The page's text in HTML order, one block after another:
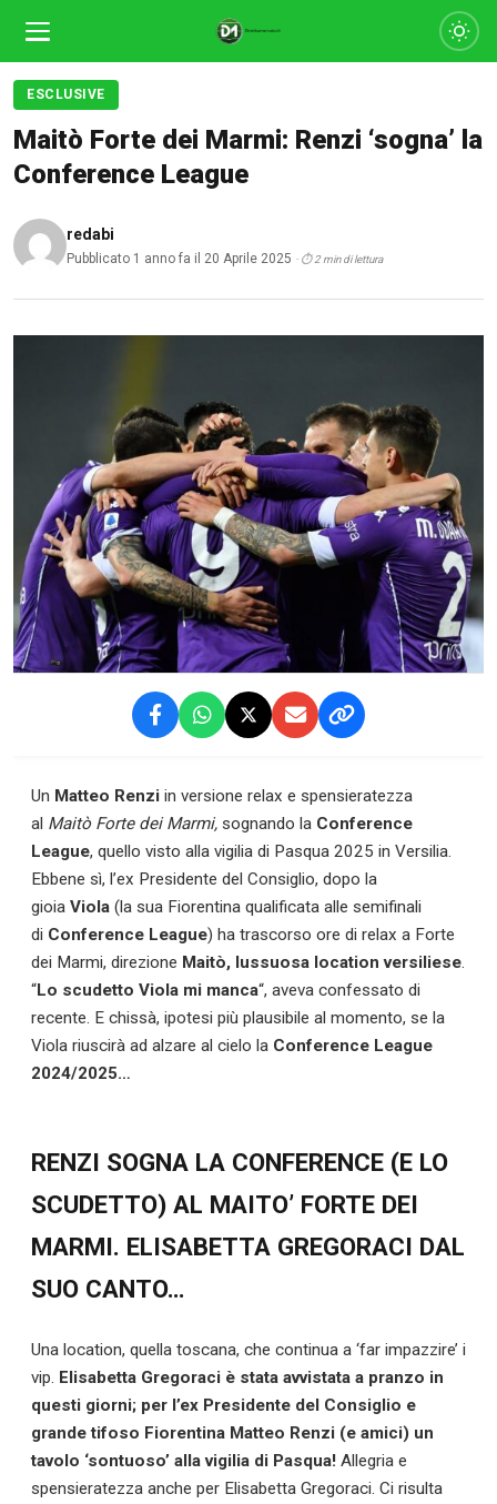
ESCLUSIVE
Maitò Forte dei Marmi: Renzi ‘sogna’ la
Conference League
redabi
Pubblicato 1 anno fa il 20 Aprile 2025 · ⏱ 2 min di lettura
Un Matteo Renzi in versione relax e spensieratezza
al Maitò Forte dei Marmi, sognando la Conference
League, quello visto alla vigilia di Pasqua 2025 in Versilia.
Ebbene sì, l’ex Presidente del Consiglio, dopo la
gioia Viola (la sua Fiorentina qualificata alle semifinali
di Conference League) ha trascorso ore di relax a Forte
dei Marmi, direzione Maitò, lussuosa location versiliese.
“Lo scudetto Viola mi manca“, aveva confessato di
recente. E chissà, ipotesi più plausibile al momento, se la
Viola riuscirà ad alzare al cielo la Conference League
2024/2025…
RENZI SOGNA LA CONFERENCE (E LO
SCUDETTO) AL MAITO’ FORTE DEI
MARMI. ELISABETTA GREGORACI DAL
SUO CANTO…
Una location, quella toscana, che continua a ‘far impazzire’ i
vip. Elisabetta Gregoraci è stata avvistata a pranzo in
questi giorni; per l’ex Presidente del Consiglio e
grande tifoso Fiorentina Matteo Renzi (e amici) un
tavolo ‘sontuoso’ alla vigilia di Pasqua! Allegria e
spensieratezza anche per Elisabetta Gregoraci. Ci risulta